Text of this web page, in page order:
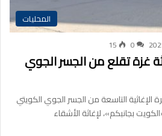
المحليات
0
15
غزة تقلع من الجسر الجوي
الإغاثية التاسعة من الجسر الجوي الكويتي
بجانبكم»، لإغاثة الأشقاء